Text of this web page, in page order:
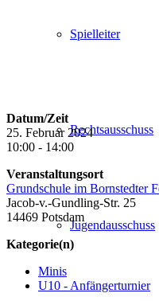
Spielleiter
Rechtsausschuss
Jugendausschuss
Datum/Zeit
25. Februar 2024
10:00 - 14:00
Veranstaltungsort
Grundschule im Bornstedter
Jacob-v.-Gundling-Str. 25
14469 Potsdam
Kategorie(n)
Minis
U10 - Anfängerturnier